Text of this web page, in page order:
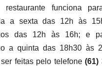
funciona
a sexta das 12h às
das 12h às 16h; e
a quinta das 18h30 às
ser feitas pelo telefone(61)